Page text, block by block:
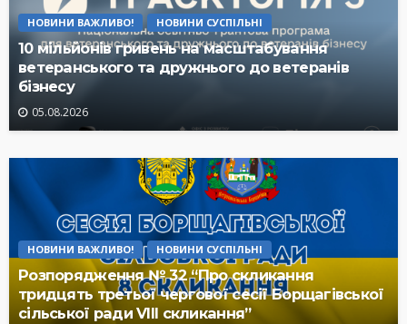
НОВИНИ ВАЖЛИВО! НОВИНИ СУСПІЛЬНІ
10 мільйонів гривень на масштабування
ветеранського та дружнього до ветеранів
бізнесу
05.08.2026
НОВИНИ ВАЖЛИВО! НОВИНИ СУСПІЛЬНІ
Розпорядження № 32 “Про скликання
тридцять третьої чергової сесії Борщагівської
сільської ради VIII скликання”